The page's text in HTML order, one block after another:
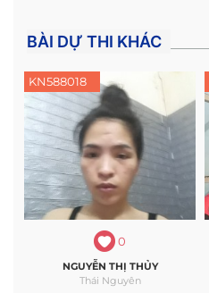
BÀI DỰ THI KHÁC
KN588018
0
NGUYỄN THỊ THỦY
Thái Nguyên